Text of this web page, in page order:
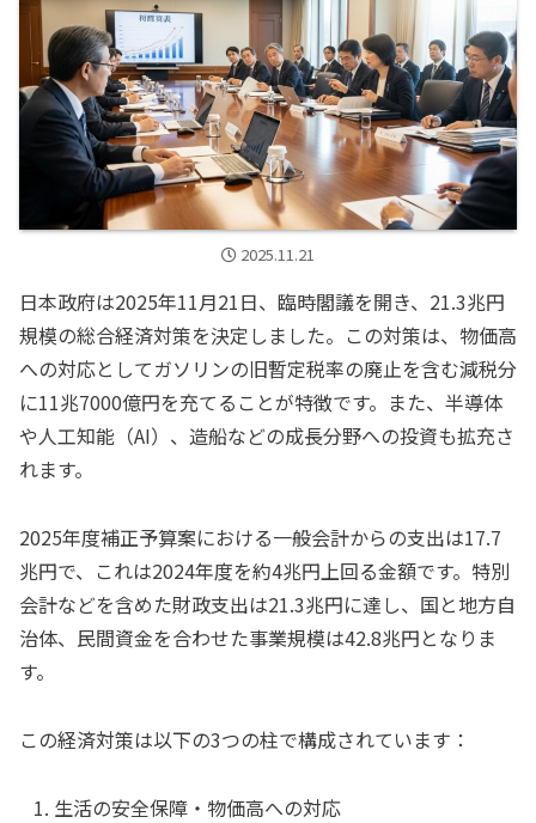
2025.11.21
日本政府は2025年11月21日、臨時閣議を開き、21.3兆円
規模の総合経済対策を決定しました。この対策は、物価高
への対応としてガソリンの旧暫定税率の廃止を含む減税分
に11兆7000億円を充てることが特徴です。また、半導体
や人工知能（AI）、造船などの成長分野への投資も拡充さ
れます。
2025年度補正予算案における一般会計からの支出は17.7
兆円で、これは2024年度を約4兆円上回る金額です。特別
会計などを含めた財政支出は21.3兆円に達し、国と地方自
治体、民間資金を合わせた事業規模は42.8兆円となりま
す。
この経済対策は以下の3つの柱で構成されています：
生活の安全保障・物価高への対応